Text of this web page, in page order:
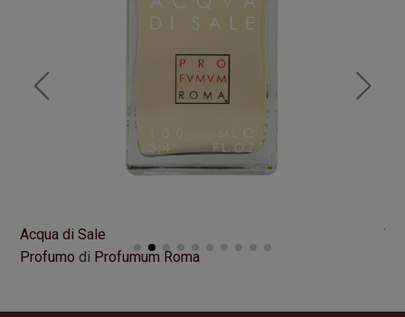
Acqua di Sale
Profumo di Profumum Roma